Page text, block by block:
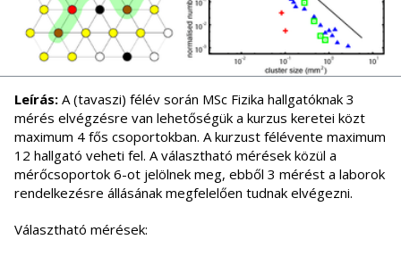
Leírás: A (tavaszi) félév során MSc Fizika hallgatóknak 3
mérés elvégzésre van lehetőségük a kurzus keretei közt
maximum 4 fős csoportokban. A kurzust félévente maximum
12 hallgató veheti fel. A választható mérések közül a
mérőcsoportok 6-ot jelölnek meg, ebből 3 mérést a laborok
rendelkezésre állásának megfelelően tudnak elvégezni.
Választható mérések: